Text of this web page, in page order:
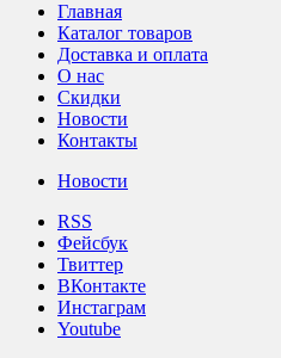
Главная
Каталог товаров
Доставка и оплата
О нас
Скидки
Новости
Контакты
Новости
RSS
Фейсбук
Твиттер
ВКонтакте
Инстаграм
Youtube